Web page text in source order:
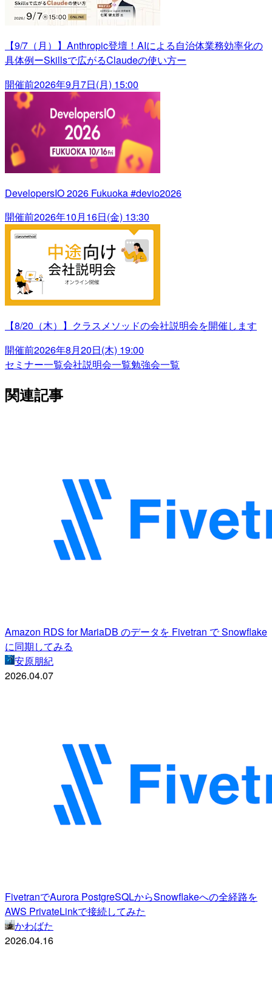
【9/7（月）】Anthropic登壇！AIによる自治体業務効率化の
具体例ーSkillsで広がるClaudeの使い方ー
開催前2026年9月7日(月) 15:00
DevelopersIO 2026 Fukuoka #devio2026
開催前2026年10月16日(金) 13:30
【8/20（木）】クラスメソッドの会社説明会を開催します
開催前2026年8月20日(木) 19:00
セミナー一覧会社説明会一覧勉強会一覧
関連記事
Amazon RDS for MariaDB のデータを Fivetran で Snowflake
に同期してみる
安原朋紀
2026.04.07
FivetranでAurora PostgreSQLからSnowflakeへの全経路を
AWS PrivateLinkで接続してみた
かわばた
2026.04.16